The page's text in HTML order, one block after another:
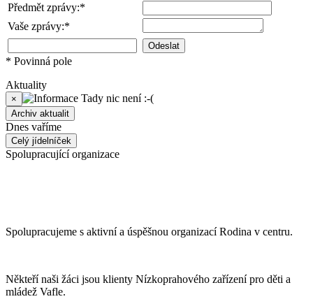
Předmět zprávy:*
Vaše zprávy:*
* Povinná pole
Aktuality
× Tady nic není :-(
Archiv aktualit
Dnes vaříme
Celý jídelníček
Spolupracující organizace
Spolupracujeme s aktivní a úspěšnou organizací Rodina v centru.
Někteří naši žáci jsou klienty Nízkoprahového zařízení pro děti a
mládež Vafle.